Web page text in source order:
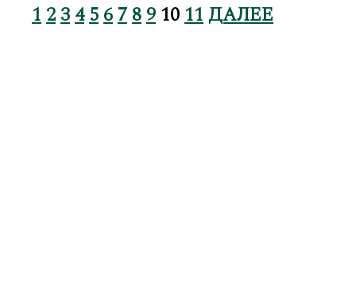
123456789 1011ДАЛЕЕ